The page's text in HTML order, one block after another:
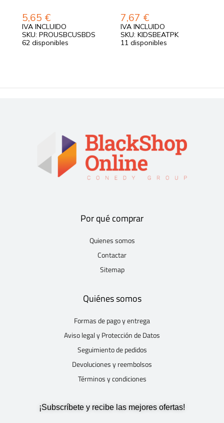
5,65 €
IVA INCLUIDO
SKU: PROUSBCUSBDS
62 disponibles
7,67 €
IVA INCLUIDO
SKU: KIDSBEATPK
11 disponibles
Por qué comprar
Quienes somos
Contactar
Sitemap
Quiénes somos
Formas de pago y entrega
Aviso legal y Protección de Datos
Seguimiento de pedidos
Devoluciones y reembolsos
Términos y condiciones
¡Subscríbete y recibe las mejores ofertas!